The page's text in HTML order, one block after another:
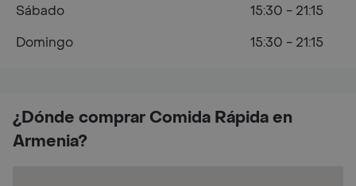
¿Dónde comprar Comida Rápida en
Armenia?
Sábado
15:30 - 21:15
Domingo
15:30 - 21:15